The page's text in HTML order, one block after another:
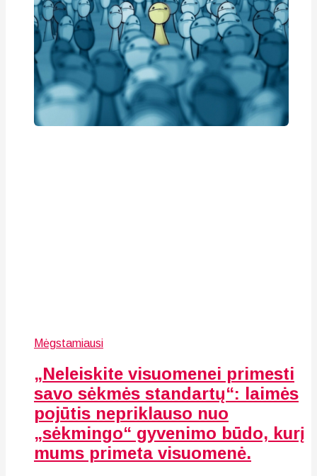
Mėgstamiausi
„Neleiskite visuomenei primesti
savo sėkmės standartų“: laimės
pojūtis nepriklauso nuo
„sėkmingo“ gyvenimo būdo, kurį
mums primeta visuomenė.